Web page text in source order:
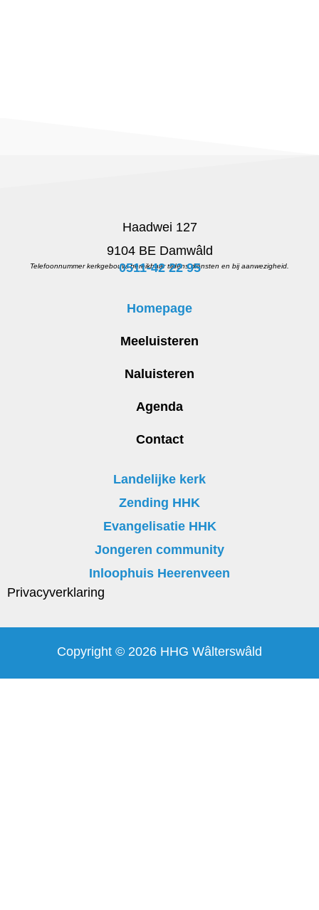
Haadwei 127
9104 BE Damwâld
Telefoonnummer kerkgebouw, bereikbaar tijdens diensten en bij aanwezigheid.
0511-42 22 95
Homepage
Meeluisteren
Naluisteren
Agenda
Contact
Landelijke kerk
Zending HHK
Evangelisatie HHK
Jongeren community
Inloophuis Heerenveen
Privacyverklaring
Copyright © 2026 HHG Wâlterswâld